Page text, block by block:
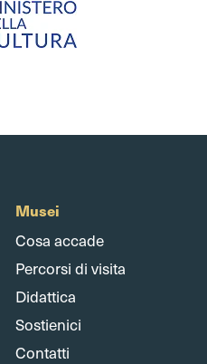
Musei
Cosa accade
Percorsi di visita
Didattica
Sostienici
Contatti